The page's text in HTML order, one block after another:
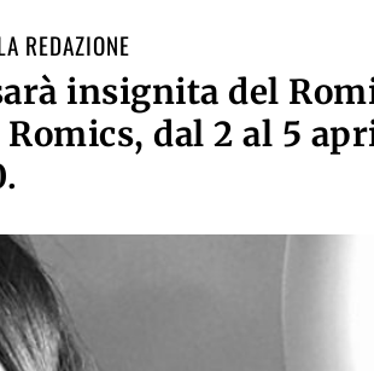
REDAZIONE
insignita del
dal 2 al 5